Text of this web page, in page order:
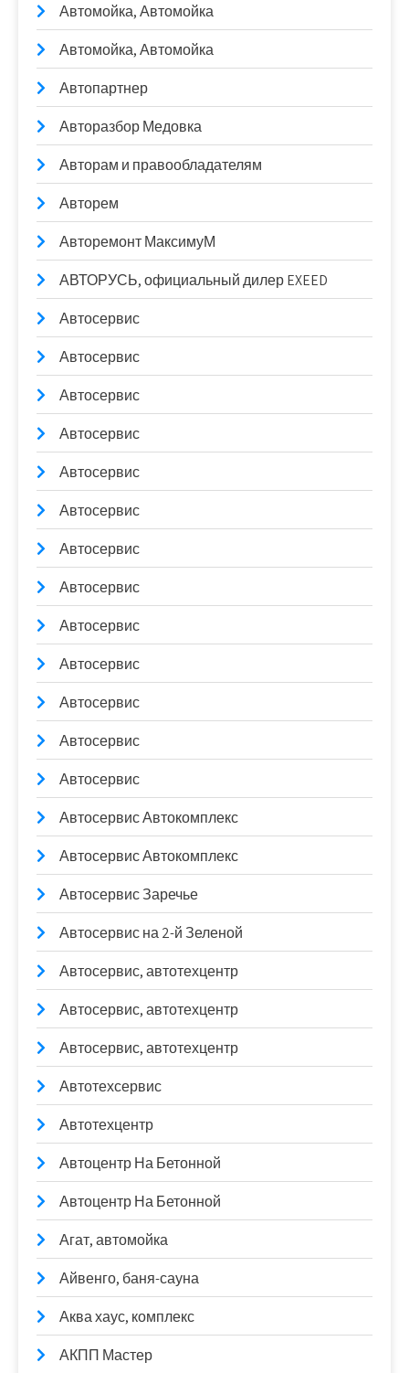
Автомойка, Автомойка
Автомойка, Автомойка
Автопартнер
Авторазбор Медовка
Авторам и правообладателям
Авторем
Авторемонт МаксимуМ
АВТОРУСЬ, официальный дилер EXEED
Автосервис
Автосервис
Автосервис
Автосервис
Автосервис
Автосервис
Автосервис
Автосервис
Автосервис
Автосервис
Автосервис
Автосервис
Автосервис
Автосервис Автокомплекс
Автосервис Автокомплекс
Автосервис Заречье
Автосервис на 2-й Зеленой
Автосервис, автотехцентр
Автосервис, автотехцентр
Автосервис, автотехцентр
Автотехсервис
Автотехцентр
Автоцентр На Бетонной
Автоцентр На Бетонной
Агат, автомойка
Айвенго, баня-сауна
Аква хаус, комплекс
АКПП Мастер